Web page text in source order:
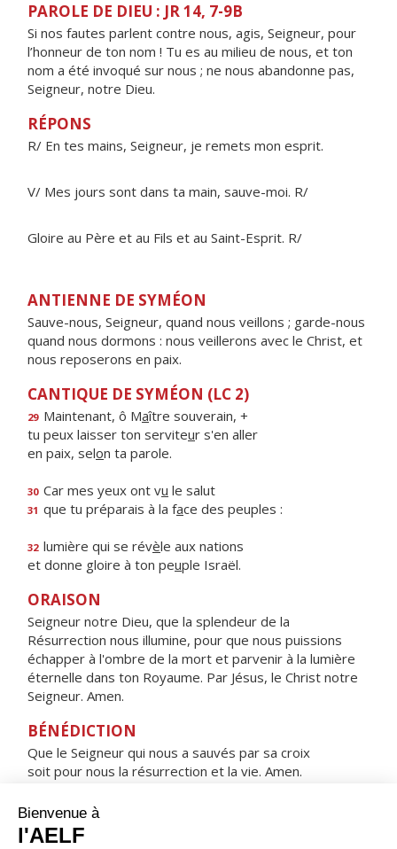
PAROLE DE DIEU : JR 14, 7-9B
Si nos fautes parlent contre nous, agis, Seigneur, pour
l’honneur de ton nom ! Tu es au milieu de nous, et ton
nom a été invoqué sur nous ; ne nous abandonne pas,
Seigneur, notre Dieu.
RÉPONS
R/ En tes mains, Seigneur, je remets mon esprit.
V/ Mes jours sont dans ta main, sauve-moi. R/
Gloire au Père et au Fils et au Saint-Esprit. R/
ANTIENNE DE SYMÉON
Sauve-nous, Seigneur, quand nous veillons ; garde-nous
quand nous dormons : nous veillerons avec le Christ, et
nous reposerons en paix.
CANTIQUE DE SYMÉON (LC 2)
29 Maintenant, ô Maître souverain, +
tu peux laisser ton serviteur s'en aller
en paix, selon ta parole.
30 Car mes yeux ont vu le salut
31 que tu préparais à la face des peuples :
32 lumière qui se révèle aux nations
et donne gloire à ton peuple Israël.
ORAISON
Seigneur notre Dieu, que la splendeur de la
Résurrection nous illumine, pour que nous puissions
échapper à l'ombre de la mort et parvenir à la lumière
éternelle dans ton Royaume. Par Jésus, le Christ notre
Seigneur. Amen.
BÉNÉDICTION
Que le Seigneur qui nous a sauvés par sa croix
soit pour nous la résurrection et la vie. Amen.
HYMNE : SOUS L'ABRI DE TA MISÉRICORDE
Sous l'abri de ta miséricorde,